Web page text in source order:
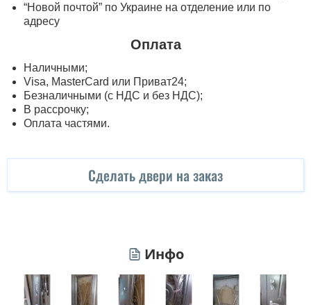
“Новой почтой” по Украине на отделение или по
адресу
Оплата
Наличными;
Visa, MasterСard или Приват24;
Безналичными (с НДС и без НДС);
В рассрочку;
Оплата частями.
Сделать двери на заказ
Инфо